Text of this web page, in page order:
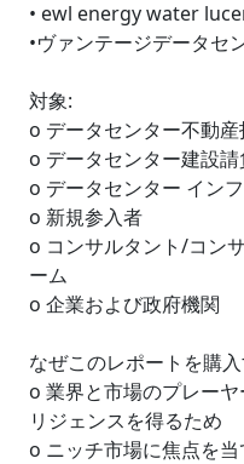
• ewl energy water
•ヴァンテージデータセ
対象:
o データセンター不動産
o データセンター建設
o データセンター イン
o 新規参入者
o コンサルタント/コン
ーム
o 企業および政府機関
なぜこのレポートを購
o 業界と市場のプレー
リジェンスを得るため
o ニッチ市場に焦点を当